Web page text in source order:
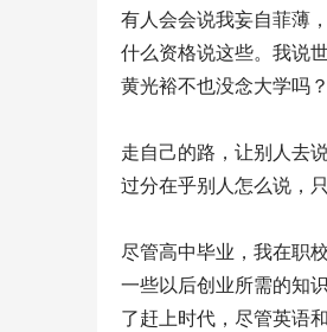
有人会会说我妄自菲薄
什么资格说这些。我说
黄光裕不也没念大学吗？
走自己的路，让别人去
过分在乎别人怎么说，
尽管高中毕业，我在职
一些以后创业所需的知
了赶上时代，尽管英语